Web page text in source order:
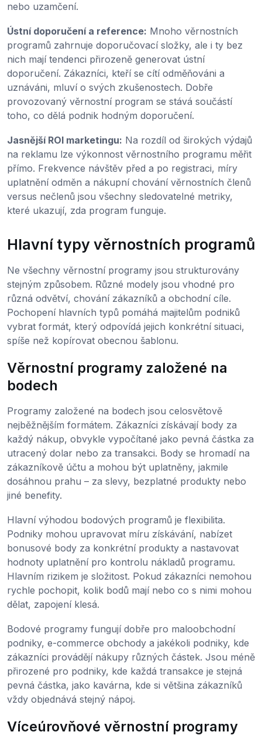
nebo uzamčení.
Ústní doporučení a reference: Mnoho věrnostních
programů zahrnuje doporučovací složky, ale i ty bez
nich mají tendenci přirozeně generovat ústní
doporučení. Zákazníci, kteří se cítí odměňováni a
uznáváni, mluví o svých zkušenostech. Dobře
provozovaný věrnostní program se stává součástí
toho, co dělá podnik hodným doporučení.
Jasnější ROI marketingu: Na rozdíl od širokých výdajů
na reklamu lze výkonnost věrnostního programu měřit
přímo. Frekvence návštěv před a po registraci, míry
uplatnění odměn a nákupní chování věrnostních členů
versus nečlenů jsou všechny sledovatelné metriky,
které ukazují, zda program funguje.
Hlavní typy věrnostních programů
Ne všechny věrnostní programy jsou strukturovány
stejným způsobem. Různé modely jsou vhodné pro
různá odvětví, chování zákazníků a obchodní cíle.
Pochopení hlavních typů pomáhá majitelům podniků
vybrat formát, který odpovídá jejich konkrétní situaci,
spíše než kopírovat obecnou šablonu.
Věrnostní programy založené na
bodech
Programy založené na bodech jsou celosvětově
nejběžnějším formátem. Zákazníci získávají body za
každý nákup, obvykle vypočítané jako pevná částka za
utracený dolar nebo za transakci. Body se hromadí na
zákazníkově účtu a mohou být uplatněny, jakmile
dosáhnou prahu – za slevy, bezplatné produkty nebo
jiné benefity.
Hlavní výhodou bodových programů je flexibilita.
Podniky mohou upravovat míru získávání, nabízet
bonusové body za konkrétní produkty a nastavovat
hodnoty uplatnění pro kontrolu nákladů programu.
Hlavním rizikem je složitost. Pokud zákazníci nemohou
rychle pochopit, kolik bodů mají nebo co s nimi mohou
dělat, zapojení klesá.
Bodové programy fungují dobře pro maloobchodní
podniky, e-commerce obchody a jakékoli podniky, kde
zákazníci provádějí nákupy různých částek. Jsou méně
přirozené pro podniky, kde každá transakce je stejná
pevná částka, jako kavárna, kde si většina zákazníků
vždy objednává stejný nápoj.
Víceúrovňové věrnostní programy